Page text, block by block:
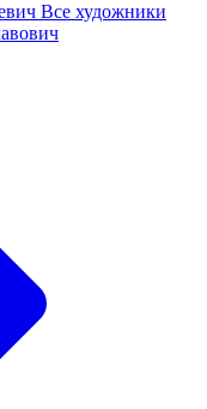
Все художники